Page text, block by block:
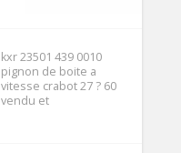
kxr 23501 439 0010
pignon de boite a
vitesse crabot 27 ? 60
vendu et